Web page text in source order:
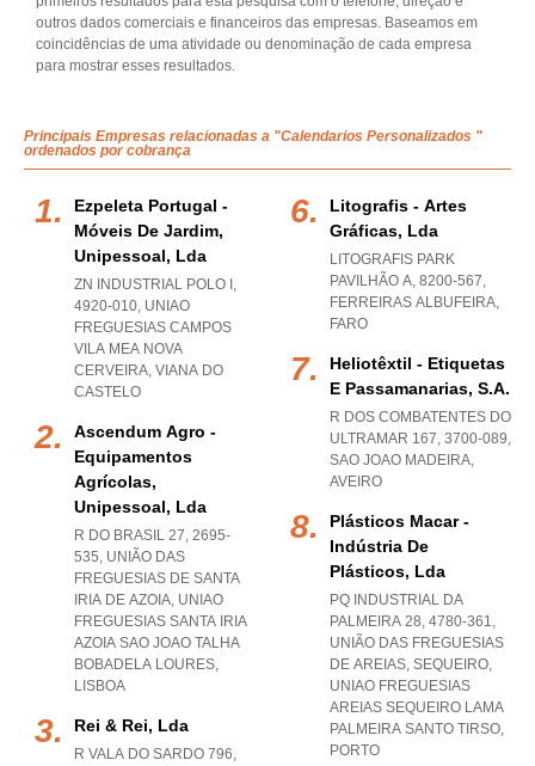
outros dados comerciais e financeiros das empresas. Baseamos em
coincidências de uma atividade ou denominação de cada empresa
para mostrar esses resultados.
Principais Empresas relacionadas a "Calendarios Personalizados "
ordenados por cobrança
Ezpeleta Portugal -
Móveis De Jardim,
Unipessoal, Lda
ZN INDUSTRIAL POLO I,
4920-010, UNIAO
FREGUESIAS CAMPOS
VILA MEA NOVA
CERVEIRA, VIANA DO
CASTELO
Ascendum Agro -
Equipamentos
Agrícolas,
Unipessoal, Lda
R DO BRASIL 27, 2695-
535, UNIÃO DAS
FREGUESIAS DE SANTA
IRIA DE AZOIA, UNIAO
FREGUESIAS SANTA IRIA
AZOIA SAO JOAO TALHA
BOBADELA LOURES,
LISBOA
Rei & Rei, Lda
R VALA DO SARDO 796,
Litografis - Artes
Gráficas, Lda
LITOGRAFIS PARK
PAVILHÃO A, 8200-567,
FERREIRAS ALBUFEIRA,
FARO
Heliotêxtil - Etiquetas
E Passamanarias, S.a.
R DOS COMBATENTES DO
ULTRAMAR 167, 3700-089,
SAO JOAO MADEIRA,
AVEIRO
Plásticos Macar -
Indústria De
Plásticos, Lda
PQ INDUSTRIAL DA
PALMEIRA 28, 4780-361,
UNIÃO DAS FREGUESIAS
DE AREIAS, SEQUEIRO,
UNIAO FREGUESIAS
AREIAS SEQUEIRO LAMA
PALMEIRA SANTO TIRSO,
PORTO